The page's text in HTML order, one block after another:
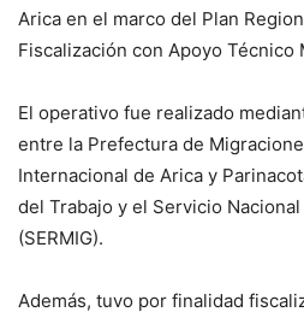
Arica en el marco del Plan
Fiscalización con Apoyo Técnico
El operativo fue realizado
entre la Prefectura de
Internacional de Arica y
del Trabajo y el Servicio
(SERMIG).
Además, tuvo por finalidad